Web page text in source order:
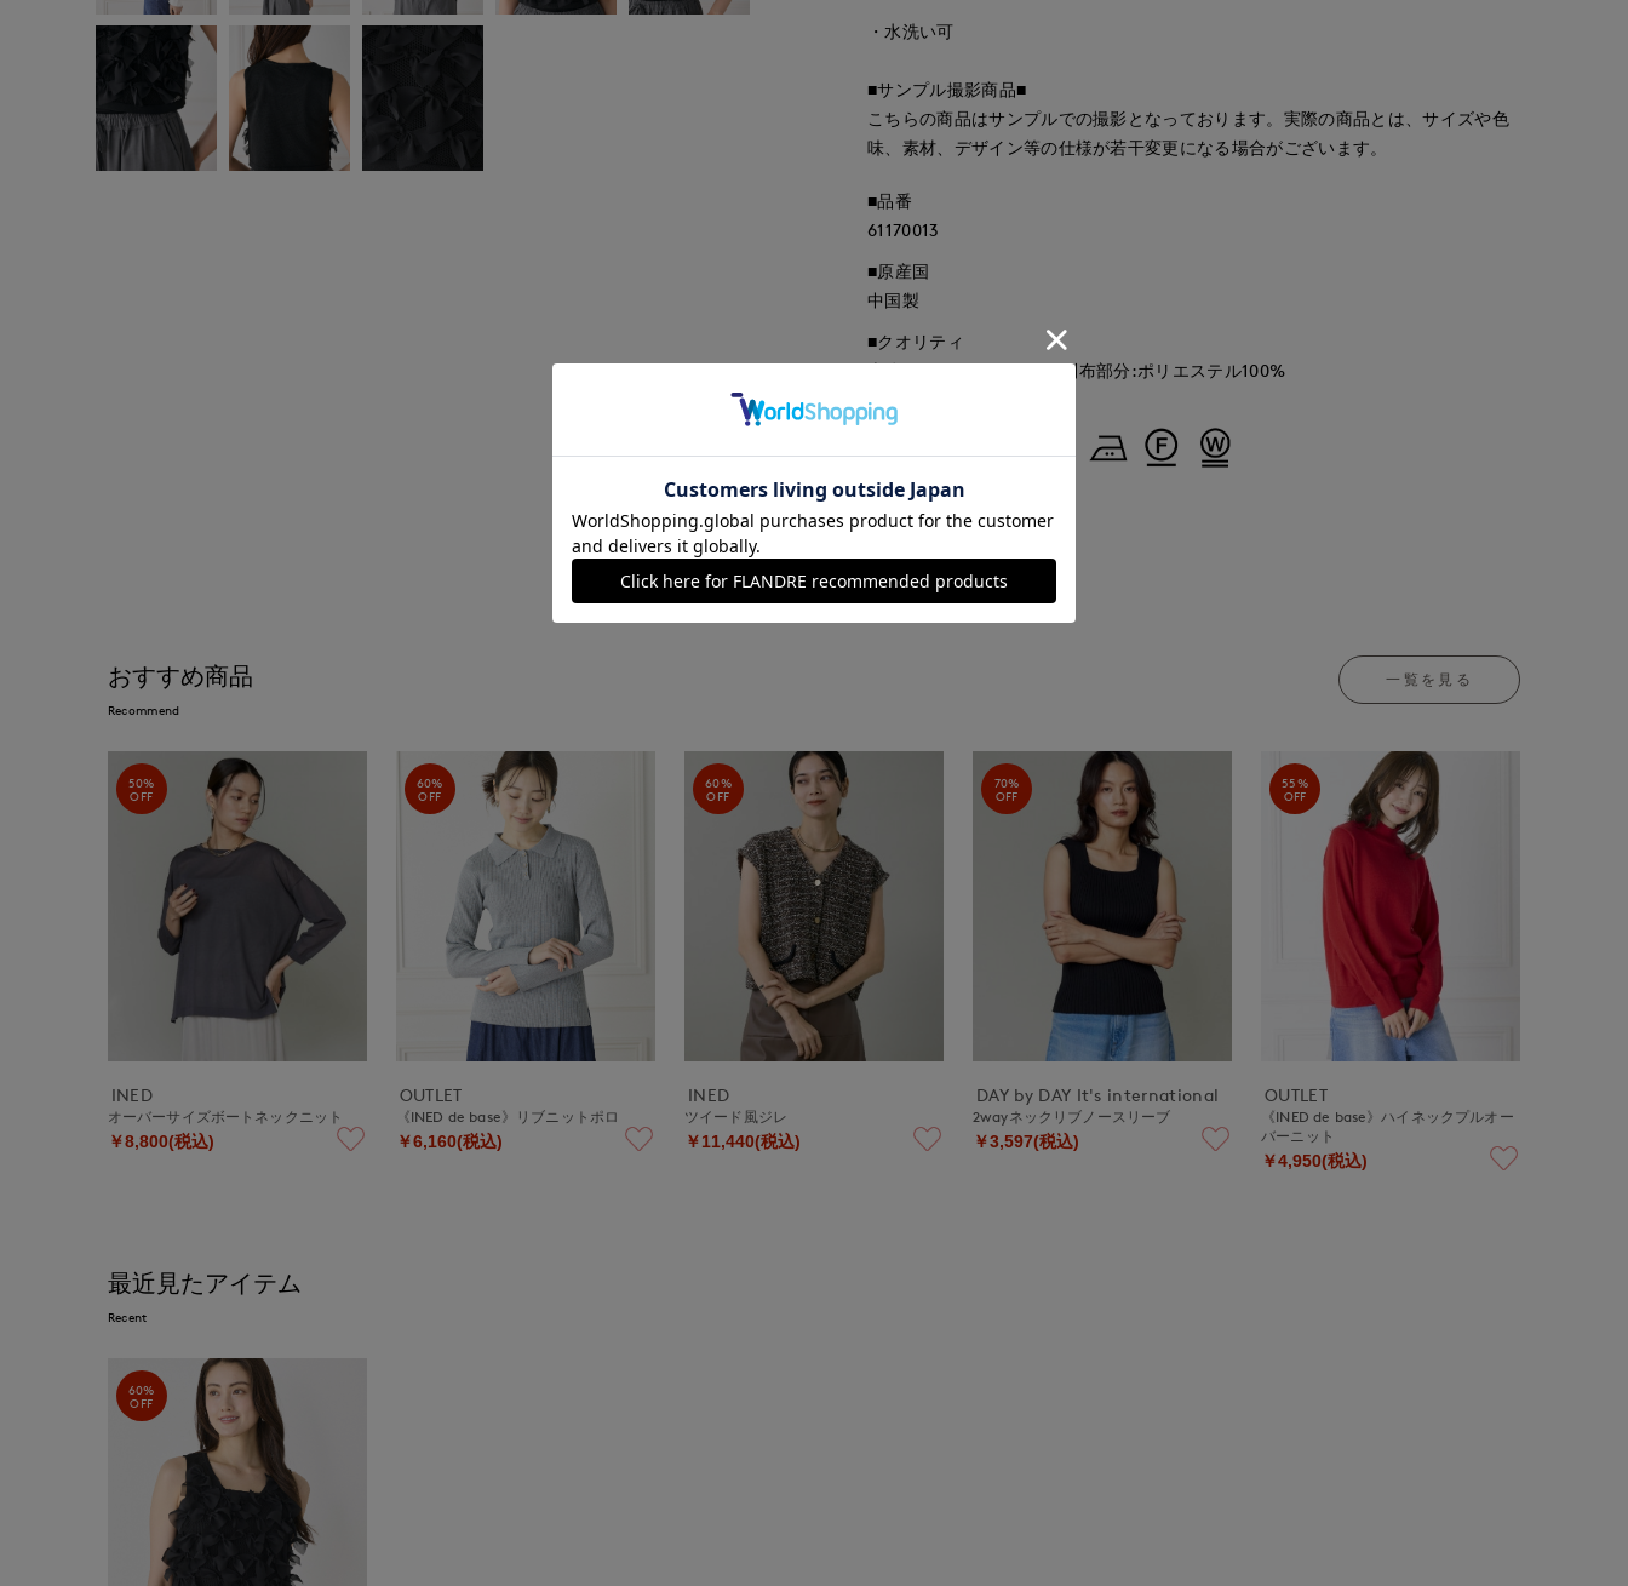
・水洗い可
■サンプル撮影商品■
こちらの商品はサンプルでの撮影となっております。実際の商品とは、サイズや色
味、素材、デザイン等の仕様が若干変更になる場合がございます。
■品番
61170013
■原産国
中国製
■クオリティ
本体:ポリエステル100% 別布部分:ポリエステル100%
■取扱い方法
取り扱いについて
おすすめ商品
Recommend
一覧を見る
50%
OFF
INED
オーバーサイズボートネックニット
￥8,800(税込)
60%
OFF
OUTLET
《INED de base》リブニットポロ
￥6,160(税込)
60%
OFF
INED
ツイード風ジレ
￥11,440(税込)
70%
OFF
DAY by DAY It's international
2wayネックリブノースリーブ
￥3,597(税込)
55%
OFF
OUTLET
《INED de base》ハイネックプルオー
バーニット
￥4,950(税込)
最近見たアイテム
Recent
60%
OFF